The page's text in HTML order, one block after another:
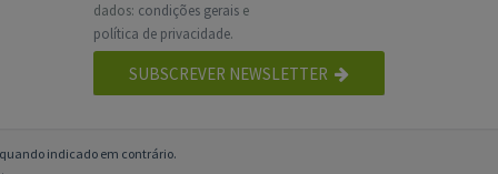
dados: condições geraise
política de privacidade.
SUBSCREVER NEWSLETTER
indicado em contrário.